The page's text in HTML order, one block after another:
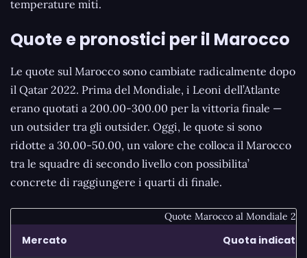
temperature miti.
Quote e pronostici per il Marocco
Le quote sul Marocco sono cambiate radicalmente dopo
il Qatar 2022. Prima del Mondiale, i Leoni dell’Atlante
erano quotati a 200.00-300.00 per la vittoria finale —
un outsider tra gli outsider. Oggi, le quote si sono
ridotte a 30.00-50.00, un valore che colloca il Marocco
tra le squadre di secondo livello con possibilita’
concrete di raggiungere i quarti di finale.
Quote Marocco al Mondiale
Mercato Quota